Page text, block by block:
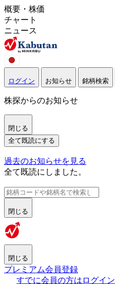
概要・株価
チャート
ニュース
ログイン お知らせ 銘柄検索
株探からのお知らせ
閉じる
全て既読にする
過去のお知らせを見る
全て既読にしました。
閉じる
閉じる
プレミアム会員登録
すでに会員の方はログイン